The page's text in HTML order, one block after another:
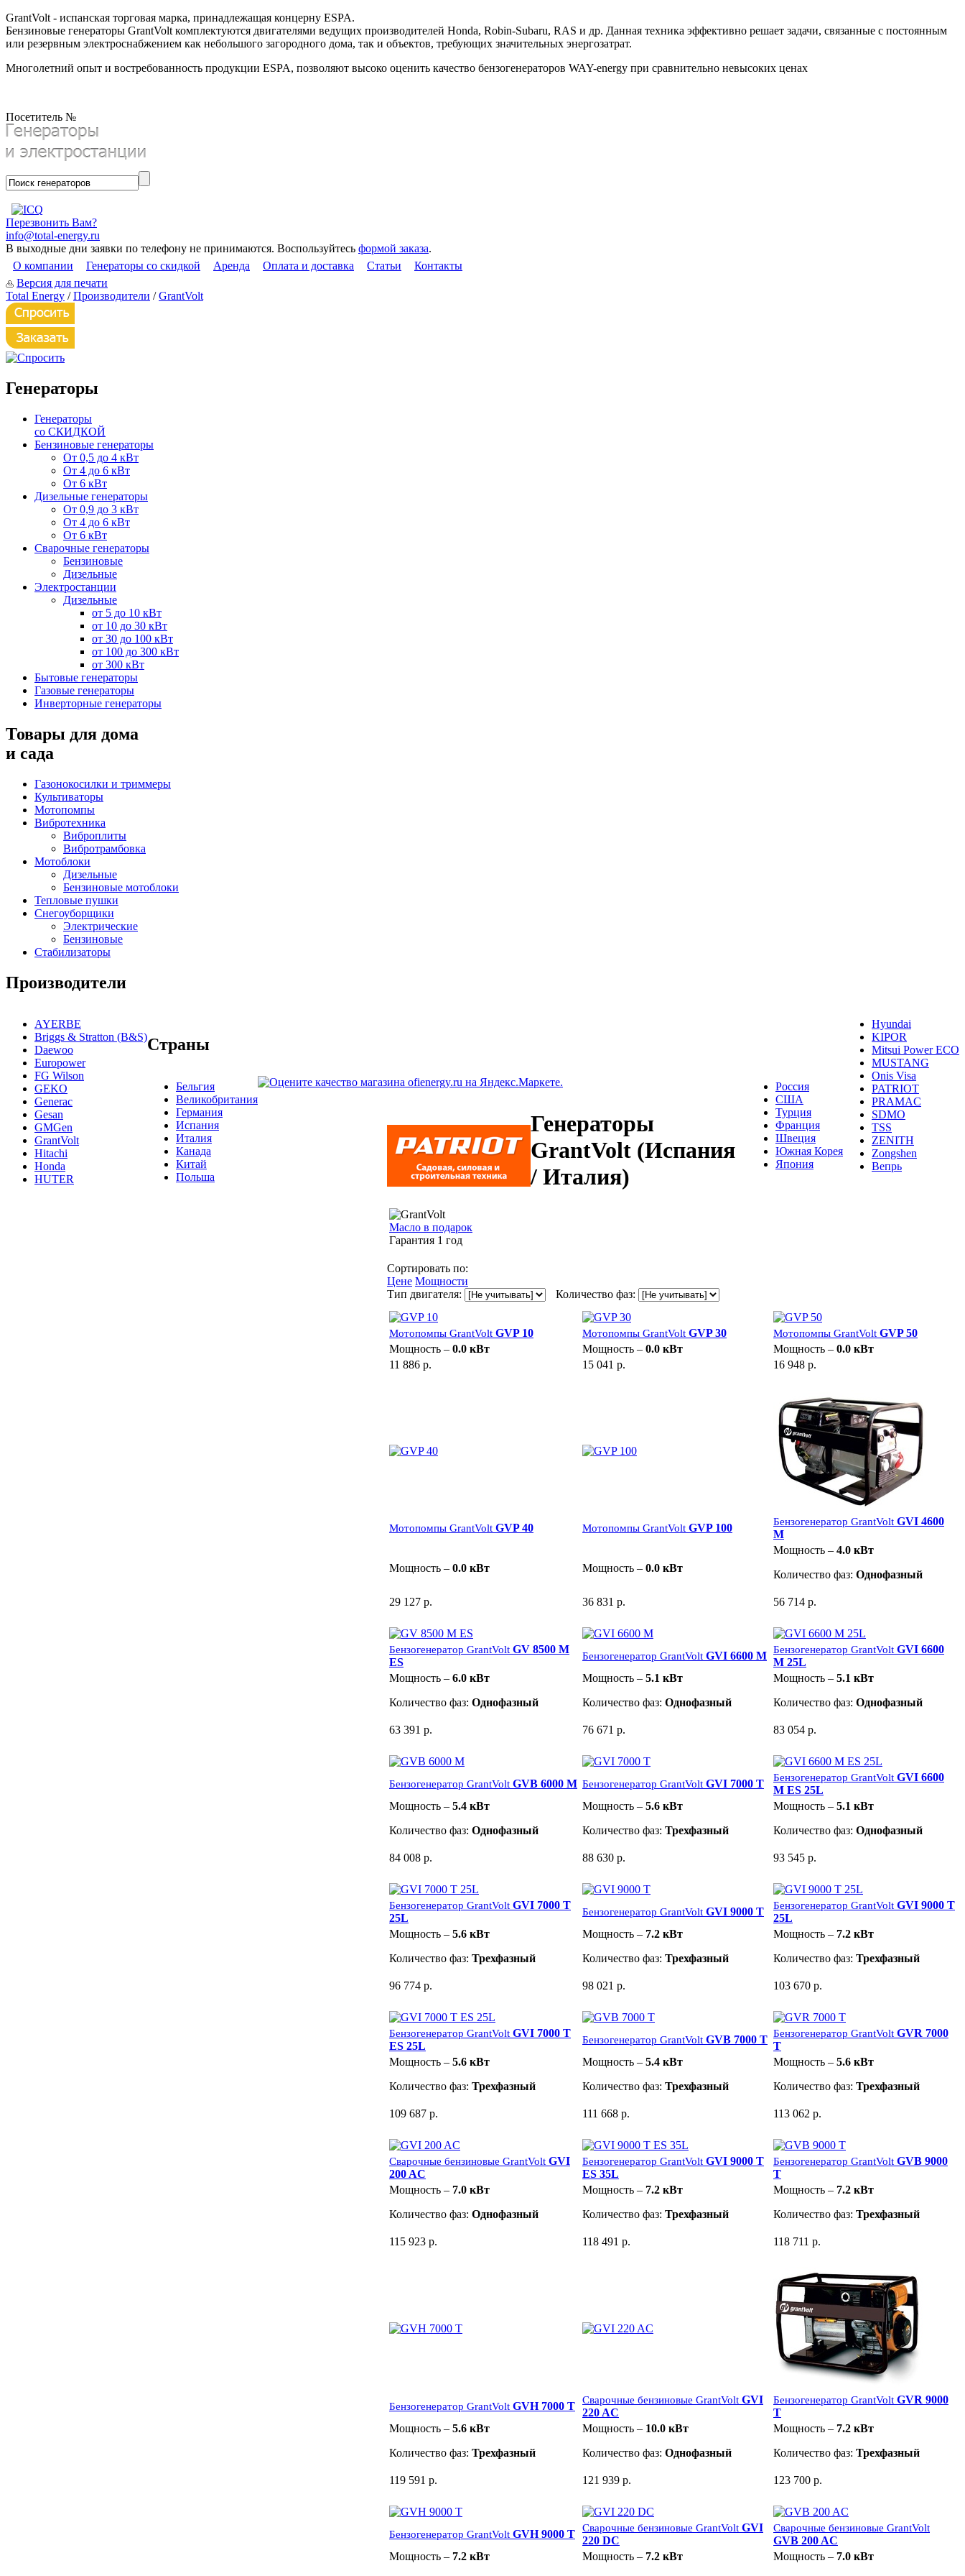
GrantVolt - испанская торговая марка, принадлежащая концерну ESPA.
Бензиновые генераторы GrantVolt комплектуются двигателями ведущих производителей Honda, Robin-Subaru, RAS и др. Данная техника эффективно решает задачи, связанные с постоянным
или резервным электроснабжением как небольшого загородного дома, так и объектов, требующих значительных энергозатрат.
Многолетний опыт и востребованность продукции ESPA, позволяют высоко оценить качество бензогенераторов WAY-energy при сравнительно невысоких ценах
Посетитель №
Перезвонить Вам?
info@total-energy.ru
В выходные дни заявки по телефону не принимаются. Воспользуйтесь формой заказа.
О компании
Генераторы со скидкой Аренда Оплата и доставка Статьи
Контакты
Версия для печати
Total Energy /Производители /GrantVolt
Генераторы
Генераторы
со СКИДКОЙ
Бензиновые генераторы
От 0,5 до 4 кВт
От 4 до 6 кВт
От 6 кВт
Дизельные генераторы
От 0,9 до 3 кВт
От 4 до 6 кВт
От 6 кВт
Сварочные генераторы
Бензиновые
Дизельные
Электростанции
Дизельные
от 5 до 10 кВт
от 10 до 30 кВт
от 30 до 100 кВт
от 100 до 300 кВт
от 300 кВт
Бытовые генераторы
Газовые генераторы
Инверторные генераторы
Товары для дома
и сада
Газонокосилки и триммеры
Культиваторы
Мотопомпы
Вибротехника
Виброплиты
Вибротрамбовка
Мотоблоки
Дизельные
Бензиновые мотоблоки
Тепловые пушки
Снегоуборщики
Электрические
Бензиновые
Стабилизаторы
Производители
AYERBE
Briggs & Stratton (B&S)
Daewoo
Europower
FG Wilson
GEKO
Generac
Gesan
GMGen
GrantVolt
Hitachi
Honda
HUTER
Hyundai
KIPOR
Mitsui Power ECO
MUSTANG
Onis Visa
PATRIOT
PRAMAC
SDMO
TSS
ZENITH
Zongshen
Вепрь
Страны
Бельгия
Великобритания
Германия
Испания
Италия
Канада
Китай
Польша
Россия
США
Турция
Франция
Швеция
Южная Корея
Япония
Генераторы
GrantVolt (Испания
/ Италия)
Масло в подарок
Гарантия 1 год
Сортировать по:
Цене Мощности
Тип двигателя:
Количество фаз:
Мотопомпы GrantVolt GVP 10 Мотопомпы GrantVolt GVP 30 Мотопомпы GrantVolt GVP 50
Мощность – 0.0 кВт Мощность – 0.0 кВт Мощность – 0.0 кВт
11 886 р.
15 041 р. 16 948 р.
Мотопомпы GrantVolt GVP 40 Мотопомпы GrantVolt GVP 100 Бензогенератор GrantVolt GVI 4600
M
Мощность – 0.0 кВт Мощность – 0.0 кВт
Мощность – 4.0 кВт
Количество фаз: Однофазный
29 127 р. 36 831 р. 56 714 р.
Бензогенератор GrantVolt GV 8500 M
ES
Бензогенератор GrantVolt GVI 6600 M Бензогенератор GrantVolt GVI 6600
M 25L
Мощность – 6.0 кВт
Количество фаз: Однофазный
Мощность – 5.1 кВт
Количество фаз: Однофазный
Мощность – 5.1 кВт
Количество фаз: Однофазный
63 391 р. 76 671 р. 83 054 р.
Бензогенератор GrantVolt GVB 6000 M Бензогенератор GrantVolt GVI 7000 T Бензогенератор GrantVolt GVI 6600
M ES 25L
Мощность – 5.4 кВт
Количество фаз: Однофазный
Мощность – 5.6 кВт
Количество фаз: Трехфазный
Мощность – 5.1 кВт
Количество фаз: Однофазный
84 008 р. 88 630 р. 93 545 р.
Бензогенератор GrantVolt GVI 7000 T
25L
Бензогенератор GrantVolt GVI 9000 T Бензогенератор GrantVolt GVI 9000 T
25L
Мощность – 5.6 кВт
Количество фаз: Трехфазный
Мощность – 7.2 кВт
Количество фаз: Трехфазный
Мощность – 7.2 кВт
Количество фаз: Трехфазный
96 774 р. 98 021 р. 103 670 р.
Бензогенератор GrantVolt GVI 7000 T
ES 25L
Бензогенератор GrantVolt GVB 7000 T Бензогенератор GrantVolt GVR 7000
T
Мощность – 5.6 кВт
Количество фаз: Трехфазный
Мощность – 5.4 кВт
Количество фаз: Трехфазный
Мощность – 5.6 кВт
Количество фаз: Трехфазный
109 687 р. 111 668 р. 113 062 р.
Сварочные бензиновые GrantVolt GVI
200 AC
Бензогенератор GrantVolt GVI 9000 T
ES 35L
Бензогенератор GrantVolt GVB 9000
T
Мощность – 7.0 кВт
Количество фаз: Однофазный
Мощность – 7.2 кВт
Количество фаз: Трехфазный
Мощность – 7.2 кВт
Количество фаз: Трехфазный
115 923 р. 118 491 р. 118 711 р.
Бензогенератор GrantVolt GVH 7000 T Сварочные бензиновые GrantVolt GVI
220 AC
Бензогенератор GrantVolt GVR 9000
T
Мощность – 5.6 кВт
Количество фаз: Трехфазный
Мощность – 10.0 кВт
Количество фаз: Однофазный
Мощность – 7.2 кВт
Количество фаз: Трехфазный
119 591 р. 121 939 р. 123 700 р.
Бензогенератор GrantVolt GVH 9000 T Сварочные бензиновые GrantVolt GVI
220 DC
Сварочные бензиновые GrantVolt
GVB 200 AC
Мощность – 7.2 кВт
Мощность – 7.2 кВт
Мощность – 7.0 кВт